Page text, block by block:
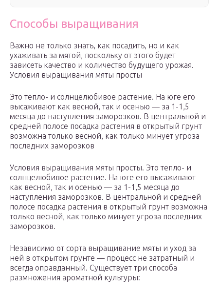
Способы выращивания
Важно не только знать, как посадить, но и как
ухаживать за мятой, поскольку от этого будет
зависеть качество и количество будущего урожая.
Условия выращивания мяты просты
Это тепло- и солнцелюбивое растение. На юге его
высаживают как весной, так и осенью — за 1-1,5
месяца до наступления заморозков. В центральной и
средней полосе посадка растения в открытый грунт
возможна только весной, как только минует угроза
последних заморозков
Условия выращивания мяты просты. Это тепло- и
солнцелюбивое растение. На юге его высаживают
как весной, так и осенью — за 1-1,5 месяца до
наступления заморозков. В центральной и средней
полосе посадка растения в открытый грунт возможна
только весной, как только минует угроза последних
заморозков.
Независимо от сорта выращивание мяты и уход за
ней в открытом грунте — процесс не затратный и
всегда оправданный. Существует три способа
размножения ароматной культуры: